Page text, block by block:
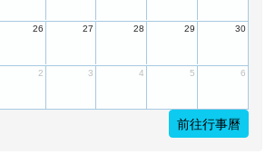
26 27 28 29 30
2 3 4 5 6
前往行事曆